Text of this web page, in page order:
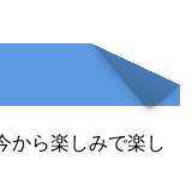
から楽しみで楽し